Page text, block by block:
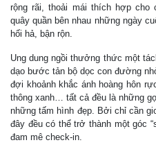
rộng rãi, thoải mái thích hợp cho
quây quần bên nhau những ngày
hối hả, bận rộn.
Ung dung ngồi thưởng thức một
dạo bước tản bộ dọc con đường
đợi khoảnh khắc ánh hoàng hôn
thông xanh… tất cả đều là những
những tấm hình đẹp. Bởi chỉ cần
đây đều có thể trở thành một góc
đam mê check-in.